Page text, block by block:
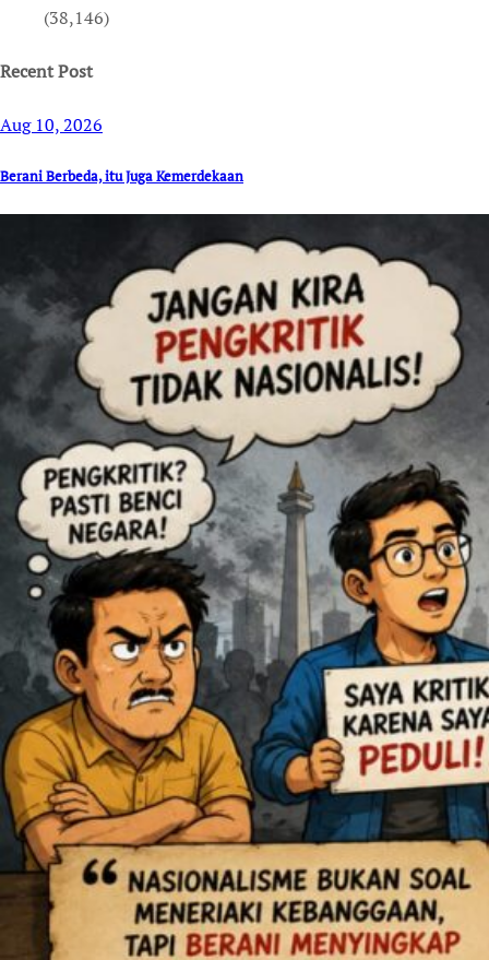
(38,146)
Recent Post
Aug 10, 2026
Berani Berbeda, itu Juga Kemerdekaan